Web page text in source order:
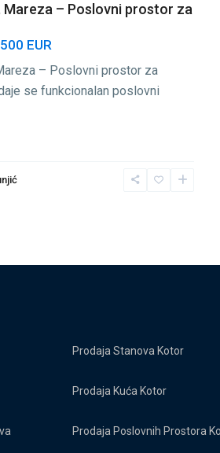
Mareza – Poslovni prostor za
EUR
– Poslovni prostor za
se funkcionalan poslovni
Prodaja Stanova Kotor
Prodaja Kuća Kotor
Prodaja Poslovnih Prostora